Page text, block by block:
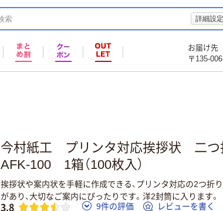
詳細設定
お届け先
〒135-
今村紙工 プリンタ対応挨拶状 二
AFK-100 1箱（100枚入）
挨拶状や案内状を手軽に作成できる、プリンタ対応の2つ折
があり、大切なご案内にぴったりです。洋2封筒に入ります。
3.8 9件の評価 レビューを書く